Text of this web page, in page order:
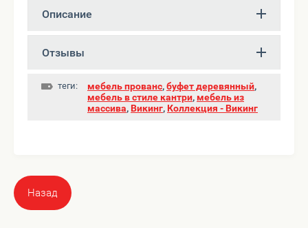
Описание
Отзывы
теги: мебель прованс,буфет деревянный,
мебель в стиле кантри, мебель из
массива, Викинг, Коллекция - Викинг
Назад